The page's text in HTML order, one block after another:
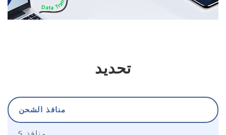
تحديد
منافذ الشحن